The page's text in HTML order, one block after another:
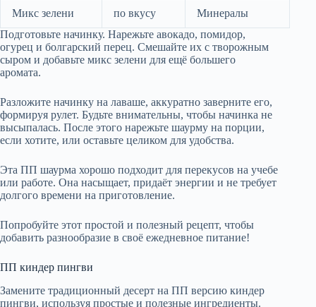
Микс зелени по вкусу
Минералы
Подготовьте начинку. Нарежьте авокадо, помидор,
огурец и болгарский перец. Смешайте их с творожным
сыром и добавьте микс зелени для ещё большего
аромата.
Разложите начинку на лаваше, аккуратно заверните его,
формируя рулет. Будьте внимательны, чтобы начинка не
высыпалась. После этого нарежьте шаурму на порции,
если хотите, или оставьте целиком для удобства.
Эта ПП шаурма хорошо подходит для перекусов на учебе
или работе. Она насыщает, придаёт энергии и не требует
долгого времени на приготовление.
Попробуйте этот простой и полезный рецепт, чтобы
добавить разнообразие в своё ежедневное питание!
ПП киндер пингви
Замените традиционный десерт на ПП версию киндер
пингви, используя простые и полезные ингредиенты.